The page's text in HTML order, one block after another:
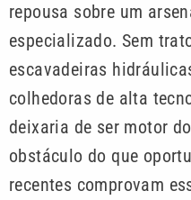
repousa sobre um
especializado. Sem
escavadeiras
colhedoras de alta
deixaria de ser motor
obstáculo do que
recentes comprovam